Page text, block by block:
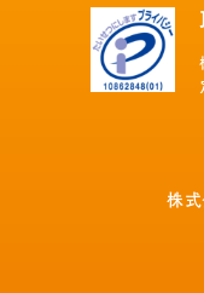
株